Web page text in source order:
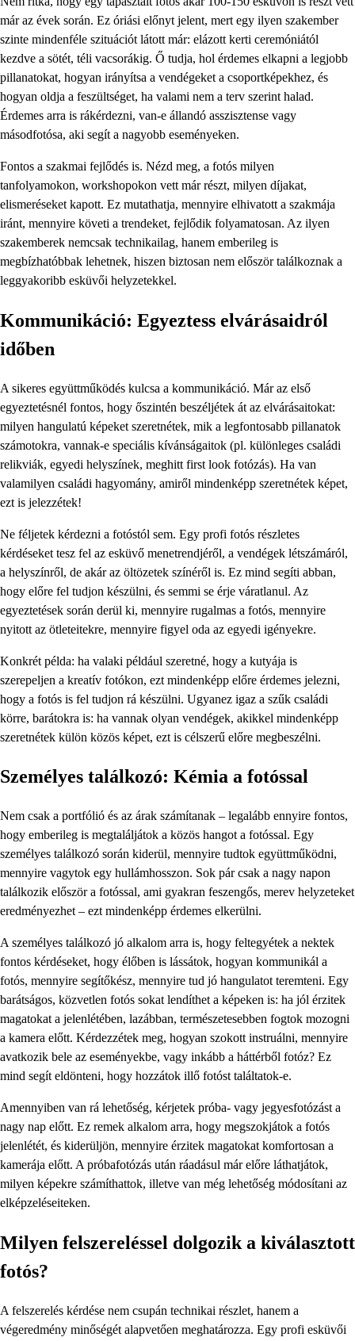
már az évek során. Ez óriási előnyt jelent, mert egy ilyen szakember
szinte mindenféle szituációt látott már: elázott kerti ceremóniától
kezdve a sötét, téli vacsorákig. Ő tudja, hol érdemes elkapni a legjobb
pillanatokat, hogyan irányítsa a vendégeket a csoportképekhez, és
hogyan oldja a feszültséget, ha valami nem a terv szerint halad.
Érdemes arra is rákérdezni, van-e állandó asszisztense vagy
másodfotósa, aki segít a nagyobb eseményeken.
Fontos a szakmai fejlődés is. Nézd meg, a fotós milyen
tanfolyamokon, workshopokon vett már részt, milyen díjakat,
elismeréseket kapott. Ez mutathatja, mennyire elhivatott a szakmája
iránt, mennyire követi a trendeket, fejlődik folyamatosan. Az ilyen
szakemberek nemcsak technikailag, hanem emberileg is
megbízhatóbbak lehetnek, hiszen biztosan nem először találkoznak a
leggyakoribb esküvői helyzetekkel.
Kommunikáció: Egyeztess elvárásaidról
időben
A sikeres együttműködés kulcsa a kommunikáció. Már az első
egyeztetésnél fontos, hogy őszintén beszéljétek át az elvárásaitokat:
milyen hangulatú képeket szeretnétek, mik a legfontosabb pillanatok
számotokra, vannak-e speciális kívánságaitok (pl. különleges családi
relikviák, egyedi helyszínek, meghitt first look fotózás). Ha van
valamilyen családi hagyomány, amiről mindenképp szeretnétek képet,
ezt is jelezzétek!
Ne féljetek kérdezni a fotóstól sem. Egy profi fotós részletes
kérdéseket tesz fel az esküvő menetrendjéről, a vendégek létszámáról,
a helyszínről, de akár az öltözetek színéről is. Ez mind segíti abban,
hogy előre fel tudjon készülni, és semmi se érje váratlanul. Az
egyeztetések során derül ki, mennyire rugalmas a fotós, mennyire
nyitott az ötleteitekre, mennyire figyel oda az egyedi igényekre.
Konkrét példa: ha valaki például szeretné, hogy a kutyája is
szerepeljen a kreatív fotókon, ezt mindenképp előre érdemes jelezni,
hogy a fotós is fel tudjon rá készülni. Ugyanez igaz a szűk családi
körre, barátokra is: ha vannak olyan vendégek, akikkel mindenképp
szeretnétek külön közös képet, ezt is célszerű előre megbeszélni.
Személyes találkozó: Kémia a fotóssal
Nem csak a portfólió és az árak számítanak – legalább ennyire fontos,
hogy emberileg is megtaláljátok a közös hangot a fotóssal. Egy
személyes találkozó során kiderül, mennyire tudtok együttműködni,
mennyire vagytok egy hullámhosszon. Sok pár csak a nagy napon
találkozik először a fotóssal, ami gyakran feszengős, merev helyzeteket
eredményezhet – ezt mindenképp érdemes elkerülni.
A személyes találkozó jó alkalom arra is, hogy feltegyétek a nektek
fontos kérdéseket, hogy élőben is lássátok, hogyan kommunikál a
fotós, mennyire segítőkész, mennyire tud jó hangulatot teremteni. Egy
barátságos, közvetlen fotós sokat lendíthet a képeken is: ha jól érzitek
magatokat a jelenlétében, lazábban, természetesebben fogtok mozogni
a kamera előtt. Kérdezzétek meg, hogyan szokott instruálni, mennyire
avatkozik bele az eseményekbe, vagy inkább a háttérből fotóz? Ez
mind segít eldönteni, hogy hozzátok illő fotóst találtatok-e.
Amennyiben van rá lehetőség, kérjetek próba- vagy jegyesfotózást a
nagy nap előtt. Ez remek alkalom arra, hogy megszokjátok a fotós
jelenlétét, és kiderüljön, mennyire érzitek magatokat komfortosan a
kamerája előtt. A próbafotózás után ráadásul már előre láthatjátok,
milyen képekre számíthattok, illetve van még lehetőség módosítani az
elképzeléseiteken.
Milyen felszereléssel dolgozik a kiválasztott
fotós?
A felszerelés kérdése nem csupán technikai részlet, hanem a
végeredmény minőségét alapvetően meghatározza. Egy profi esküvői